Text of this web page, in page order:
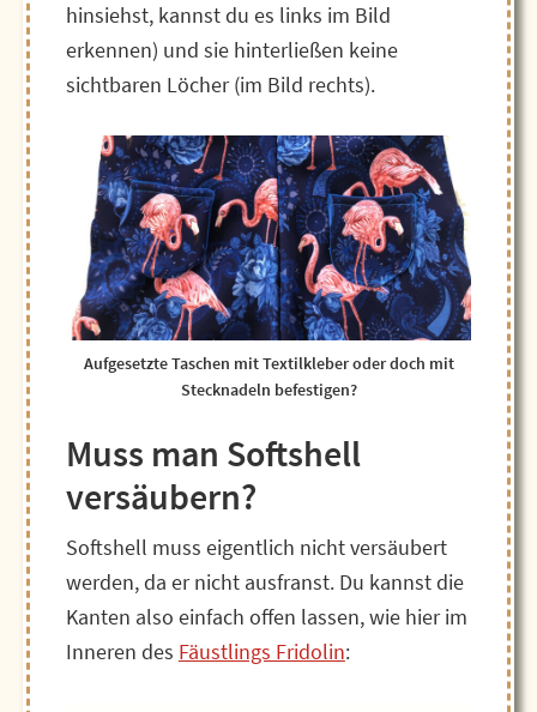
hinsiehst, kannst du es links im Bild
erkennen) und sie hinterließen keine
sichtbaren Löcher (im Bild rechts).
Aufgesetzte Taschen mit Textilkleber oder doch mit
Stecknadeln befestigen?
Muss man Softshell
versäubern?
Softshell muss eigentlich nicht versäubert
werden, da er nicht ausfranst. Du kannst die
Kanten also einfach offen lassen, wie hier im
Inneren des Fäustlings Fridolin: